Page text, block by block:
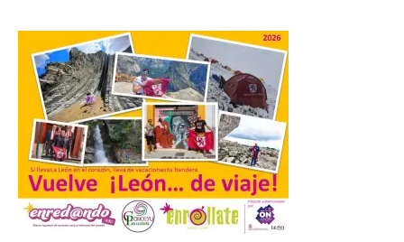
dispositivo especial para
facilitar la movilidad
durante el eclipse total de
Sol del 12 de agosto
9 Ago 2026
Renfe reforzará servicios
de Media Distancia
especialmente en Galicia,
Asturias, Santander y País